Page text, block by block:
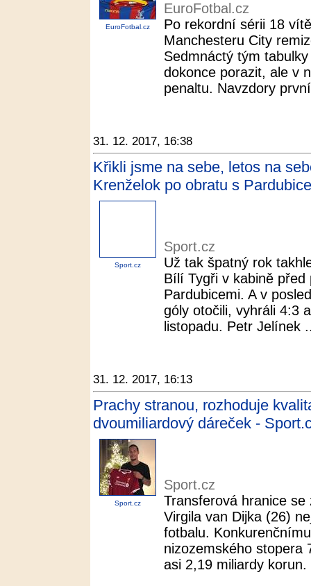
EuroFotbal.cz
EuroFotbal.cz
Po rekordní sérii 18
Manchesteru City
Sedmnáctý tým
dokonce porazit, ale v
penaltu. Navzdory
31. 12. 2017, 16:38
Křikli jsme na sebe, letos na
Krenželok po obratu s
Sport.cz
Sport.cz
Už tak špatný rok
Bílí Tygři v kabině
Pardubicemi. A v
góly otočili, vyhráli 4:3
listopadu. Petr Jelínek
31. 12. 2017, 16:13
Prachy stranou, rozhoduje
dvoumiliardový dáreček -
Sport.cz
Sport.cz
Transferová hranice
Virgila van Dijka (26)
fotbalu.
nizozemského stopera
asi 2,19 miliardy